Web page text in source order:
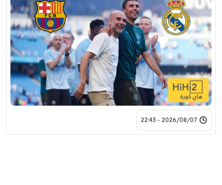
2026/08/07 - 22:43